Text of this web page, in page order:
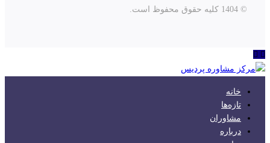
© 1404 کلیه حقوق محفوظ است.
خانه
تازه‌ها
مشاوران
درباره